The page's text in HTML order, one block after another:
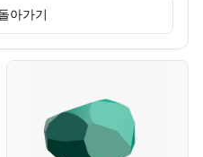
아가기